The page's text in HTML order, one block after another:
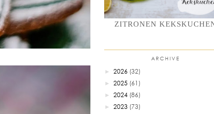
ZITRONEN
ARCHIVE
► 2026 (32)
► 2025 (61)
► 2024 (86)
► 2023 (73)